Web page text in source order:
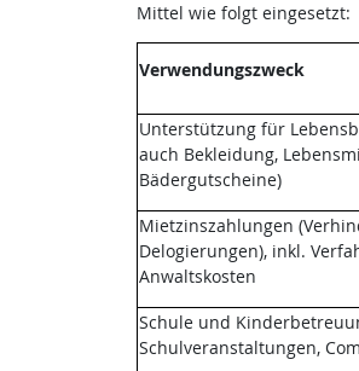
Mittel wie folgt eingesetzt:
Verwendungszweck
Unterstützung für
auch Bekleidung,
Bädergutscheine)
Mietzinszahlungen
Delogierungen), inkl.
Anwaltskosten
Schule und
Schulveranstaltungen,